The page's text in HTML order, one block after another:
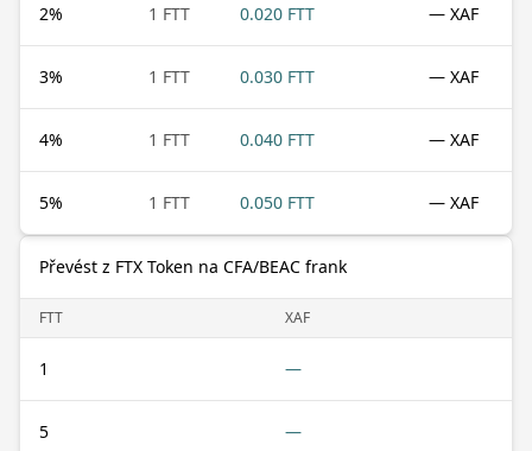
2% 1 FTT 0.020 FTT — XAF
3% 1 FTT 0.030 FTT — XAF
4% 1 FTT 0.040 FTT — XAF
5% 1 FTT 0.050 FTT — XAF
Převést z FTX Token na CFA/BEAC frank
FTT XAF
1 —
5 —